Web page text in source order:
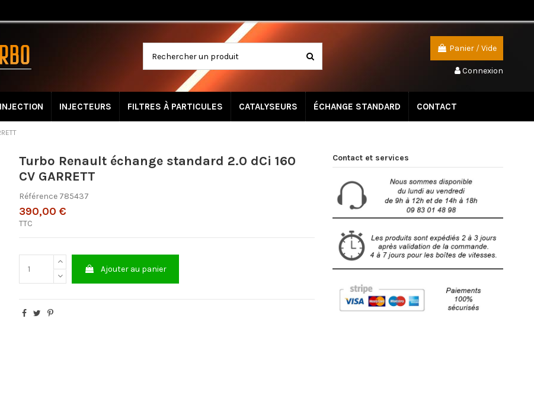
Panier /Vide
Connexion
INJECTEURS FILTRES À PARTICULES CATALYSEURS ÉCHANGE STANDARD CONTACT
Turbo Renault échange standard 2.0 dCi 160
CV GARRETT
Référence 785437
390,00 €
TTC
Ajouter au panier
Contact et services